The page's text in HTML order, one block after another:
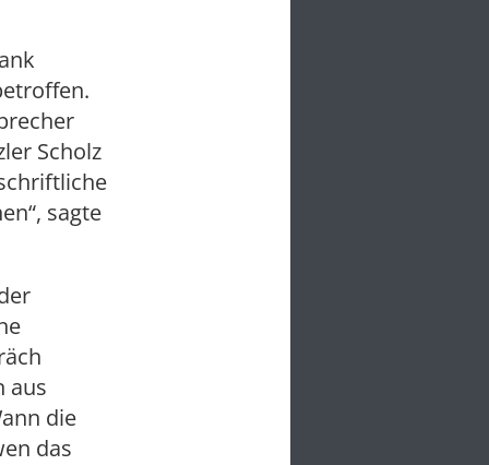
Scholz
sagte
aus
die
das